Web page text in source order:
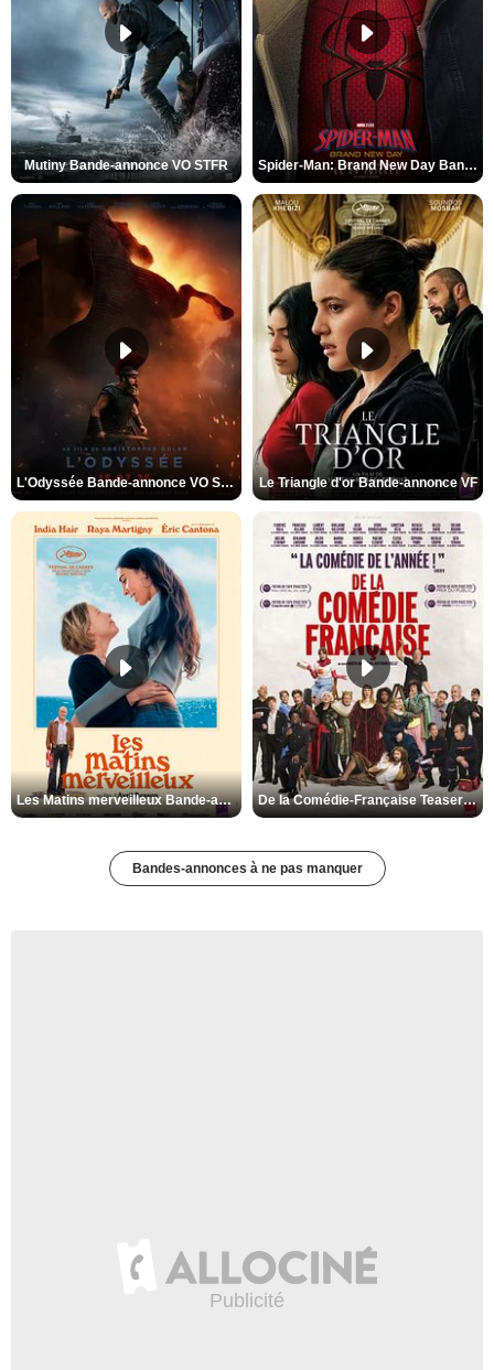
Mutiny Bande-annonce VO STFR Spider-Man: Brand New Day Bande-annonce VO STFR
L'Odyssée Bande-annonce VO STFR Le Triangle d'or Bande-annonce VF
Les Matins merveilleux Bande-annonce VF De la Comédie-Française Teaser VF
Bandes-annonces à ne pas manquer